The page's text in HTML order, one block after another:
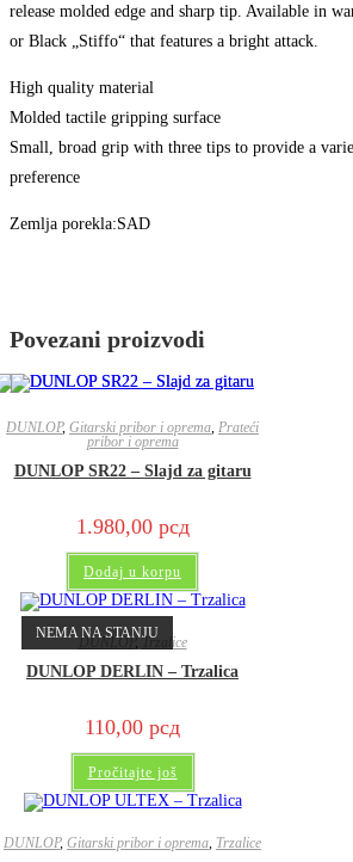
release molded edge and sharp tip. Available in
or Black „Stiffo“ that features a bright attack.
High quality material
Molded tactile gripping surface
Small, broad grip with three tips to provide a
preference
Zemlja porekla:SAD
Povezani proizvodi
DUNLOP, Gitarski pribor i oprema, Prateći
pribor i oprema
DUNLOP SR22 – Slajd za gitaru
1.980,00 рсд
Dodaj u korpu
NEMA NA STANJU
DUNLOP,Trzalice
DUNLOP DERLIN – Trzalica
110,00 рсд
Pročitajte još
DUNLOP, Gitarski pribor i oprema, Trzalice